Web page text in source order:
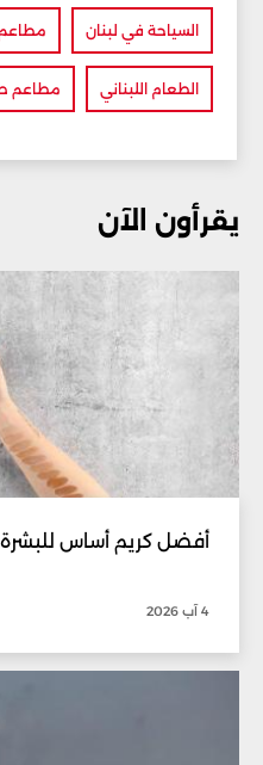
السياحة في لبنان مطاعم
الطعام اللبناني مطاعم
يقرأون الآن
أفضل كريم أساس للبشرة
4 آب 2026